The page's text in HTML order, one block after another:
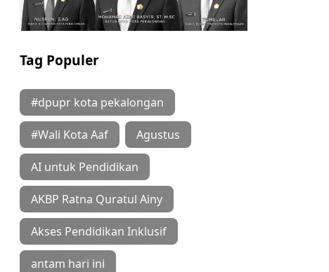
Tag Populer
#dpupr kota pekalongan
#Wali Kota Aaf Agustus
AI untuk Pendidikan
AKBP Ratna Quratul Ainy
Akses Pendidikan Inklusif
antam hari ini